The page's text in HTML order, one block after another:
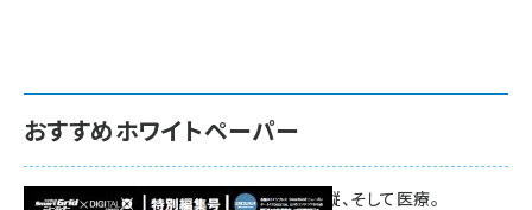
おすすめホワイトペーパー
環境対策、建機の遠隔操縦、そして医療。